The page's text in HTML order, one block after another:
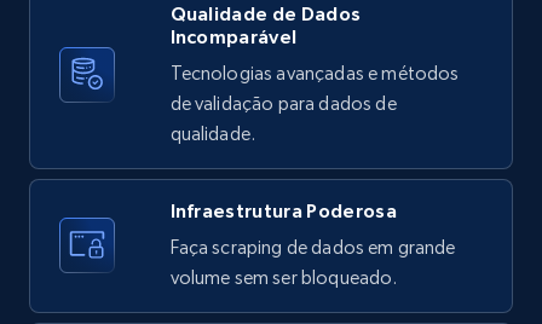
LinkedIn posts
URL, ID, User id, Use url, Title, Headline, Post
text, Date posted, and more.
1.5K+ Comece grátis
Qualidade de Dados
Incomparável
Tecnologias avançadas e métodos
de validação para dados de
qualidade.
Infraestrutura Poderosa
Faça scraping de dados em grande
volume sem ser bloqueado.